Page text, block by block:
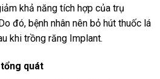
khả năng tích hợp của trụ
đó, bệnh nhân nên bỏ hút thuốc lá
khi trồng răng Implant.
quát